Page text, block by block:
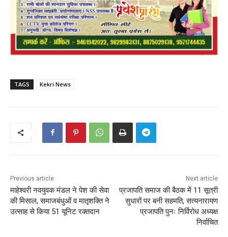
TAGS Kekri News
Previous article
माहेश्वरी नवयुवक मंडल ने पेश की सेवा
की मिसाल, समाजबंधुओं व मातृशक्ति ने
उत्साह से किया 51 यूनिट रक्तदान
Next article
प्रजापति समाज की बैठक में 11 सूत्री
सुधारों पर बनी सहमति, सत्यनारायण
प्रजापति पुनः निर्विरोध अध्यक्ष
निर्वाचित